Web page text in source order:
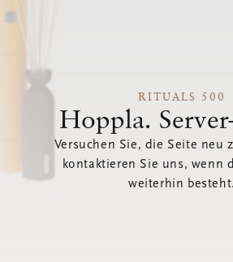
RITUALS 500
Hoppla.
Versuchen Sie, die Seite neu
kontaktieren Sie uns, wenn
weiterhin besteht.